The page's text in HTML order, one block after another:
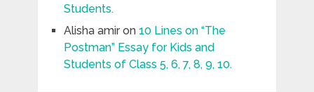
Students.
Alisha amiron 10 Lines on “The
Postman” Essay for Kids and
Students of Class 5, 6, 7, 8, 9, 10.